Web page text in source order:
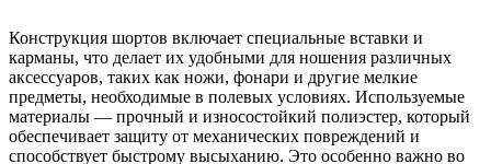
Конструкция шортов включает специальные вставки и
карманы, что делает их удобными для ношения различных
аксессуаров, таких как ножи, фонари и другие мелкие
предметы, необходимые в полевых условиях. Используемые
материалы — прочный и износостойкий полиэстер, который
обеспечивает защиту от механических повреждений и
способствует быстрому высыханию. Это особенно важно во